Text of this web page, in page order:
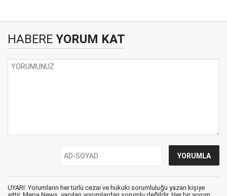
HABERE YORUM KAT
UYARI: Yorumların her türlü cezai ve hukuki sorumluluğu yazan kişiye